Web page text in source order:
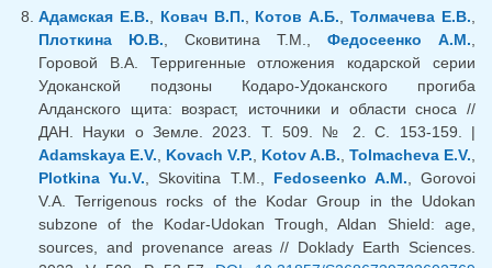
Адамская Е.В., Ковач В.П., Котов А.Б.,Толмачева Е.В.,
Плоткина Ю.В., Сковитина Т.М., Федосеенко А.М.,
Горовой В.А. Терригенные отложения кодарской серии
Удоканской подзоны Кодаро-Удоканского прогиба
Алданского щита: возраст, источники и области сноса //
ДАН. Науки о Земле. 2023. Т. 509. № 2. С. 153-159. |
Adamskaya E.V., Kovach V.P., Kotov A.B., Tolmacheva E.V.,
Plotkina Yu.V., Skovitina T.M., Fedoseenko A.M., Gorovoi
V.A. Terrigenous rocks of the Kodar Group in the Udokan
subzone of the Kodar-Udokan Trough, Aldan Shield: age,
sources, and provenance areas // Doklady Earth Sciences.